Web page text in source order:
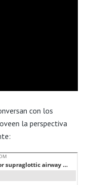
con los
la perspectiva